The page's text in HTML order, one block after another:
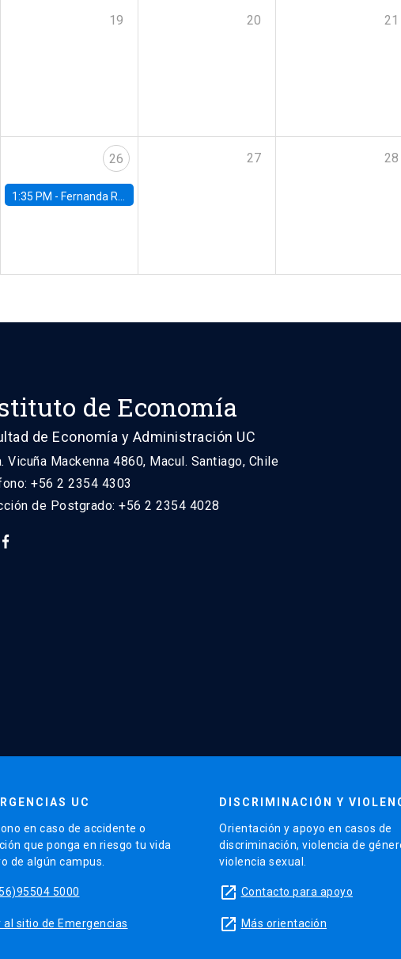
19 20 21
26
1:35 PM - Fernanda Rojas Ampuero, University of Wisconsin-Madison
27 28
de Economía
de Economía y Administración UC
Vicuña Mackenna 4860, Macul. Santiago, Chile
+56 2 2354 4303
de Postgrado: +56 2 2354 4028
UC
en caso de accidente o
que ponga en riesgo tu vida
de algún campus.
5000
al sitio de Emergencias
DISCRIMINACIÓN Y
Orientación y apoyo en casos de
discriminación, violencia de
violencia sexual.
launch Contacto para apoyo
launch Más orientación